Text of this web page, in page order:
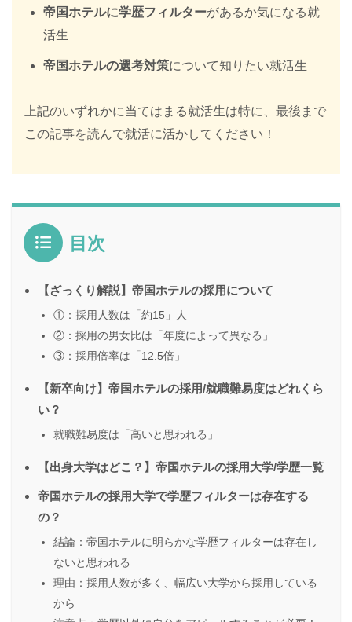
帝国ホテルに学歴フィルターがあるか気になる就
活生
帝国ホテルの選考対策について知りたい就活生
上記のいずれかに当てはまる就活生は特に、最後まで
この記事を読んで就活に活かしてください！
目次
【ざっくり解説】帝国ホテルの採用について
①：採用人数は「約15」人
②：採用の男女比は「年度によって異なる」
③：採用倍率は「12.5倍」
【新卒向け】帝国ホテルの採用/就職難易度はどれくら
い？
就職難易度は「高いと思われる」
【出身大学はどこ？】帝国ホテルの採用大学/学歴一覧
帝国ホテルの採用大学で学歴フィルターは存在する
の？
結論：帝国ホテルに明らかな学歴フィルターは存在し
ないと思われる
理由：採用人数が多く、幅広い大学から採用している
から